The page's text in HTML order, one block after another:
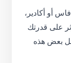
أو أكادير،
على قدرتك
بعض هذه